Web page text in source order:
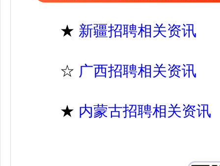
★ 新疆招聘相关资讯
☆ 广西招聘相关资讯
★ 内蒙古招聘相关资讯